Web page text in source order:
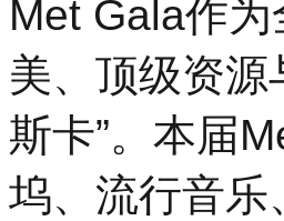
Met Gala作
美、顶级资源
斯卡”。本届
坞、流行音乐